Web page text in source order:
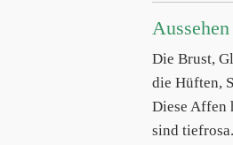
Aussehen
Die Brust,
die Hüften,
Diese Affen
sind